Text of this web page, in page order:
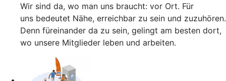
Wir sind da, wo man uns braucht: vor Ort. Für
uns bedeutet Nähe, erreichbar zu sein und zuzuhören.
Denn füreinander da zu sein, gelingt am besten dort,
wo unsere Mitglieder leben und arbeiten.